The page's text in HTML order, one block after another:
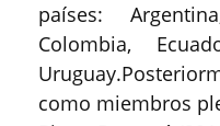
países:
Colombia,
como miembros